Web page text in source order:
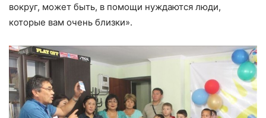
вокруг, может быть, в помощи нуждаются люди,
которые вам очень близки».